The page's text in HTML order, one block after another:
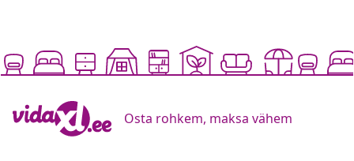
Osta rohkem, maksa vähem